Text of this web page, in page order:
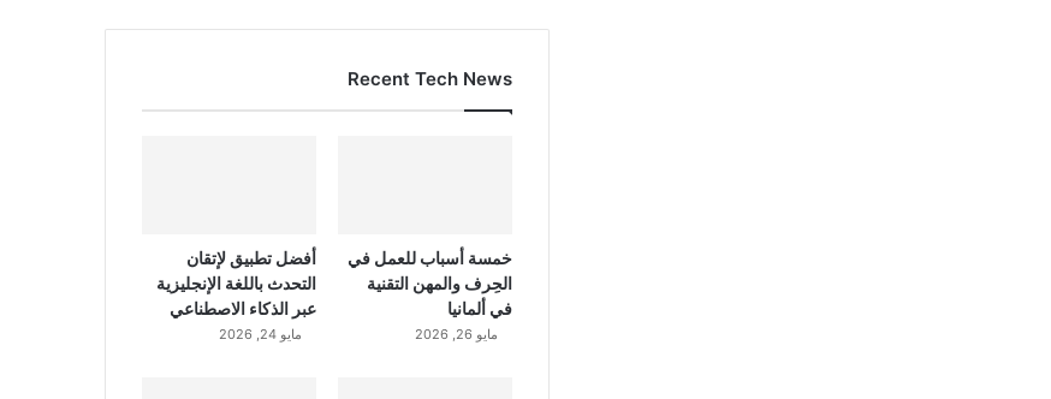
Recent Tech News
خمسة أسباب للعمل في
الحِرف والمهن التقنية
في ألمانيا
مايو 26, 2026
أفضل تطبيق لإتقان
التحدث باللغة الإنجليزية
عبر الذكاء الاصطناعي
مايو 24, 2026